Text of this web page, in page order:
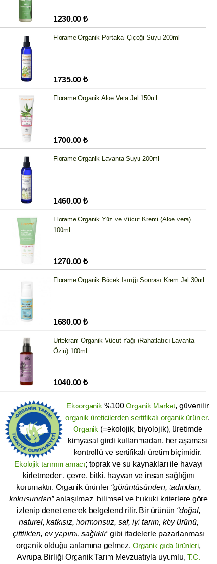
1230.00 ₺
Florame Organik Portakal Çiçeği Suyu 200ml
1735.00 ₺
Florame Organik Aloe Vera Jel 150ml
1700.00 ₺
Florame Organik Lavanta Suyu 200ml
1460.00 ₺
Florame Organik Yüz ve Vücut Kremi (Aloe vera)
100ml
1270.00 ₺
Florame Organik Böcek Isırığı Sonrası Krem Jel 30ml
1680.00 ₺
Urtekram Organik Vücut Yağı (Rahatlatıcı Lavanta
Özlü) 100ml
1040.00 ₺
Ekoorganik %100 Organik Market, güvenilir
organik üreticilerden sertifikalı organik ürünler.
Organik (=ekolojik, biyolojik), üretimde
kimyasal girdi kullanmadan, her aşaması
kontrollü ve sertifikalı üretim biçimidir.
Ekolojik tarımın amacı; toprak ve su kaynakları ile havayı
kirletmeden, çevre, bitki, hayvan ve insan sağlığını
korumaktır. Organik ürünler “görüntüsünden, tadından,
kokusundan”anlaşılmaz, bilimsel ve hukuki kriterlere göre
izlenip denetlenerek belgelendirilir. Bir ürünün “doğal,
naturel, katkısız, hormonsuz, saf, iyi tarım, köy ürünü,
çiftlikten, ev yapımı, sağlıklı”gibi ifadelerle pazarlanması
organik olduğu anlamına gelmez. Organik gıda ürünleri,
Avrupa Birliği Organik Tarım Mevzuatıyla uyumlu, T.C.